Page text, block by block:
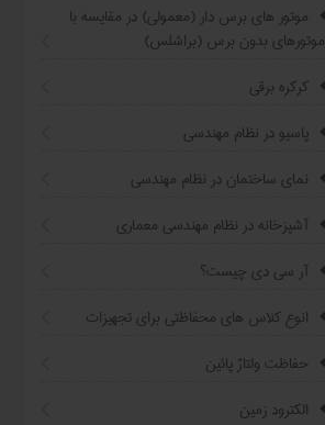
موتور های برس دار (معمولی) در مقایسه با
موتورهای بدون برس (براشلس)
کرکره برقی
پاسیو در نظام مهندسی
نمای ساختمان در نظام مهندسی
آشپزخانه در نظام مهندسی معماری
آر سی دی چیست؟
انوع کلاس های محفاظتی برای تجهیزات
حفاظت ولتاژ پائین
الکترود زمین